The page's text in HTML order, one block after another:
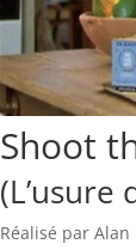
Shoot
(L’usure
Réalisé par Alan